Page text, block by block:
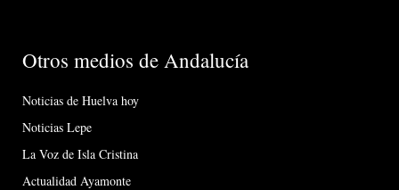
Otros medios de Andalucía
Noticias de Huelva hoy
Noticias Lepe
La Voz de Isla Cristina
Actualidad Ayamonte